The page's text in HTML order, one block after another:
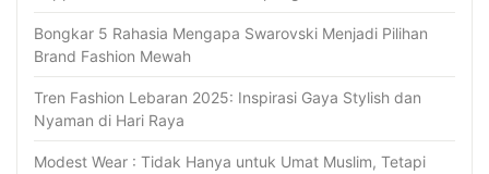
Bongkar 5 Rahasia Mengapa Swarovski Menjadi Pilihan
Brand Fashion Mewah
Tren Fashion Lebaran 2025: Inspirasi Gaya Stylish dan
Nyaman di Hari Raya
Modest Wear : Tidak Hanya untuk Umat Muslim, Tetapi